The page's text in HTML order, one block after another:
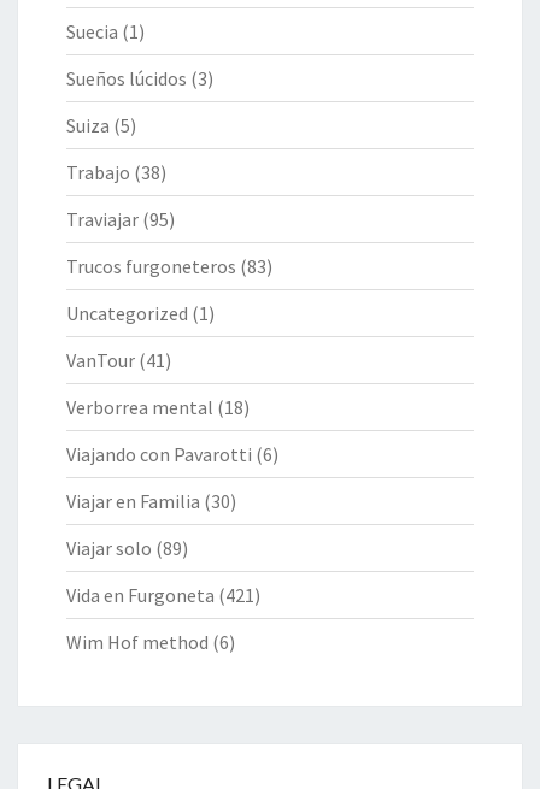
Suecia (1)
Sueños lúcidos (3)
Suiza (5)
Trabajo (38)
Traviajar (95)
Trucos furgoneteros (83)
Uncategorized (1)
VanTour (41)
Verborrea mental (18)
Viajando con Pavarotti (6)
Viajar en Familia (30)
Viajar solo (89)
Vida en Furgoneta (421)
Wim Hof method (6)
LEGAL